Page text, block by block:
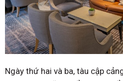
Ngày thứ hai và ba, tàu cập